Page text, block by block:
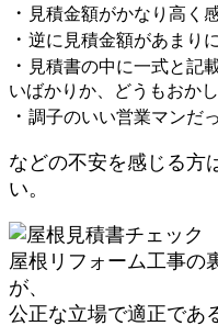
・ 見積金額がかなり高く
・ 逆に見積金額があまり
・ 見積書の中に一式と記
いばかりか、どうもおかし
・ 調子のいい営業マンだ
などの不安を感じる方
い。
屋根リフォーム工事の
が、
公正な立場で適正であ